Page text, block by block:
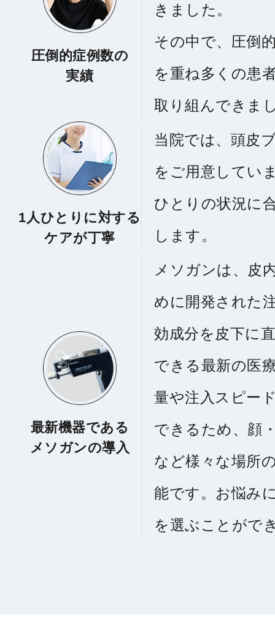
圧倒的症例数の
実績
きました。
その中で、圧倒
を重ね多くの患
取り組んできま
1人ひとりに対する
ケアが丁寧
当院では、頭皮
をご用意してい
ひとりの状況に
します。
最新機器である
メソガンの導入
メソガンは、皮
めに開発された
効成分を皮下に
できる最新の医
量や注入スピー
できるため、顔
など様々な場所
能です。お悩み
を選ぶことがで